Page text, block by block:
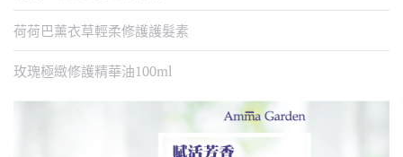
荷荷巴薰衣草輕柔修護護髮素
玫瑰極緻修護精華油100ml